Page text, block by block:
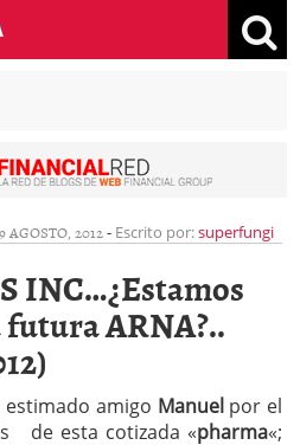
AGOSTO, 2012- Escrito por:superfungi
INC…¿Estamos
ARNA?..
amigo Manuelpor el
de esta cotizada «pharma«;